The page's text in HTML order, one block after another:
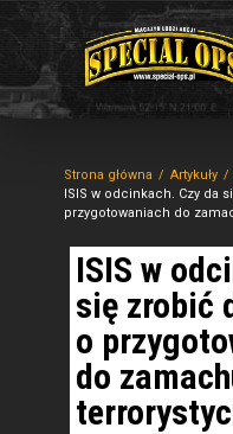
Strona główna Artykuły
ISIS w odcinkach. Czy da
przygotowaniach do
ISIS w
się zrobić
o
do